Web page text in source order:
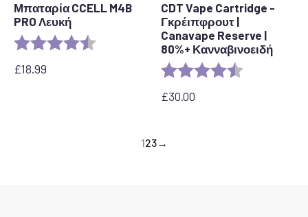
Μπαταρία CCELL M4B
PRO Λευκή
Αξιολόγηση: 4.2 out of 5 stars
£18.99
CDT Vape Cartridge -
Γκρέιπφρουτ |
Canavape Reserve |
80%+ Κανναβινοειδή
Αξιολόγηση:
£30.00
123→